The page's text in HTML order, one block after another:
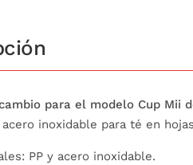
para el modelo Cup Mii
inoxidable para té en
PP y acero inoxidable.